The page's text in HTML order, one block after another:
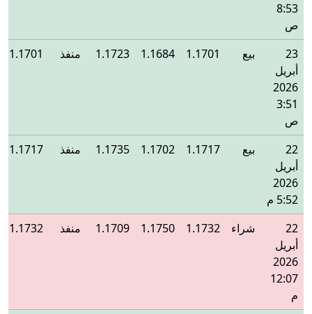
8:53
ص
23
أبريل
2026
3:51
ص
بيع 1.1701
1.1684
1.1723 منفذ 1.1701
22
أبريل
2026
5:52 م
بيع 1.1717
1.1702
1.1735 منفذ 1.1717
22
أبريل
2026
12:07
م
شراء 1.1732
1.1750
1.1709 منفذ 1.1732